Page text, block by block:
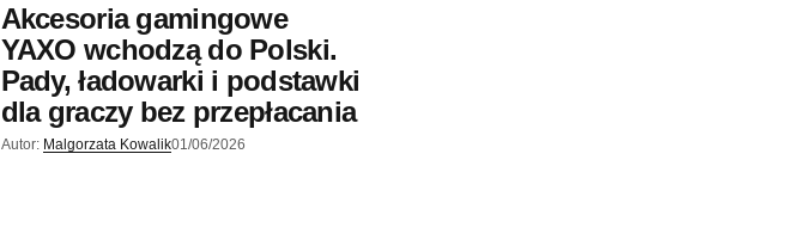
Akcesoria gamingowe
YAXO wchodzą do Polski.
Pady, ładowarki i podstawki
dla graczy bez przepłacania
Autor: Malgorzata Kowalik01/06/2026